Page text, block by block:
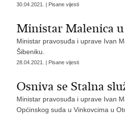
30.04.2021. | Pisane vijesti
Ministar Malenica
Ministar pravosuđa i uprave Ivan
Šibeniku.
28.04.2021. | Pisane vijesti
Osniva se Stalna
Ministar pravosuđa i uprave Ivan
Općinskog suda u Vinkovcima u